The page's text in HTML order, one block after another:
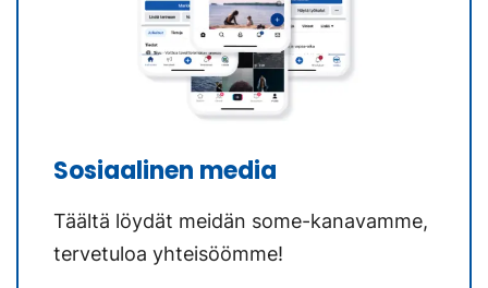
Sosiaalinen media
Täältä löydät meidän some-kanavamme,
tervetuloa yhteisöömme!